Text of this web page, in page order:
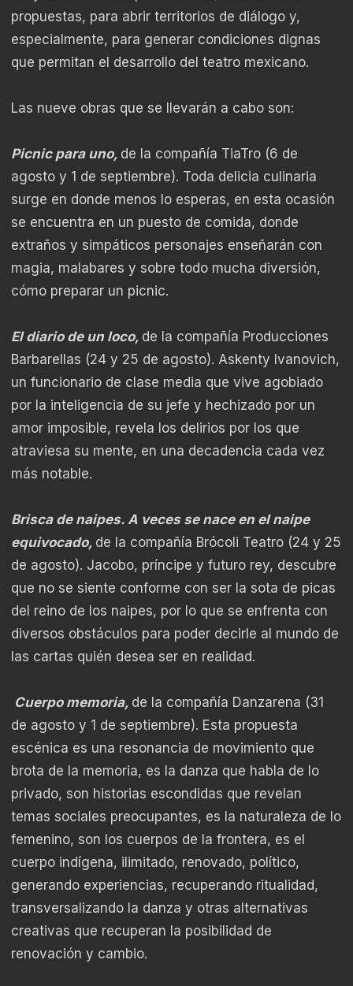
propuestas, para abrir territorios de diálogo y,
especialmente, para generar condiciones dignas
que permitan el desarrollo del teatro mexicano.
Las nueve obras que se llevarán a cabo son:
Picnic para uno, de la compañía TiaTro (6 de
agosto y 1 de septiembre). Toda delicia culinaria
surge en donde menos lo esperas, en esta ocasión
se encuentra en un puesto de comida, donde
extraños y simpáticos personajes enseñarán con
magia, malabares y sobre todo mucha diversión,
cómo preparar un picnic.
El diario de un loco, de la compañía Producciones
Barbarellas (24 y 25 de agosto). Askenty Ivanovich,
un funcionario de clase media que vive agobiado
por la inteligencia de su jefe y hechizado por un
amor imposible, revela los delirios por los que
atraviesa su mente, en una decadencia cada vez
más notable.
Brisca de naipes. A veces se nace en el naipe
equivocado, de la compañía Brócoli Teatro (24 y 25
de agosto). Jacobo, príncipe y futuro rey, descubre
que no se siente conforme con ser la sota de picas
del reino de los naipes, por lo que se enfrenta con
diversos obstáculos para poder decirle al mundo de
las cartas quién desea ser en realidad.
Cuerpo memoria, de la compañía Danzarena (31
de agosto y 1 de septiembre). Esta propuesta
escénica es una resonancia de movimiento que
brota de la memoria, es la danza que habla de lo
privado, son historias escondidas que revelan
temas sociales preocupantes, es la naturaleza de lo
femenino, son los cuerpos de la frontera, es el
cuerpo indígena, ilimitado, renovado, político,
generando experiencias, recuperando ritualidad,
transversalizando la danza y otras alternativas
creativas que recuperan la posibilidad de
renovación y cambio.